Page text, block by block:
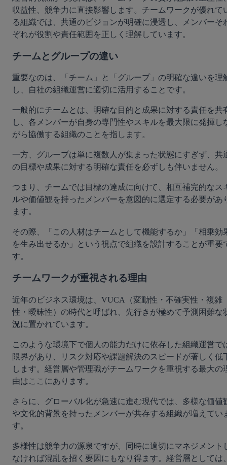
収益性、競争力に直接影響します。チームワークが優れて
る組織では、共通のビジョンが明確に浸透し、メンバーそ
ぞれが役割や責任範囲を正しく理解しています。
チームとグループの違い
重要なのは、「チーム」と「グループ」の明確な違いを理
し、自社の組織運営に適切に活用することです。
一般的にチームとは、明確な目的と成果に対する責任を共
し、各メンバーが自身の専門性やスキルを最大限に発揮し
がら協働する組織のことを指します。
一方、グループは単に複数人が集まった状態にすぎず、共
の目標や成果に対する明確な責任を必ずしも伴いません。
つまり、チームでは目標の達成に向けて、相互補完的なス
ルや価値観を持ったメンバーを意図的に選定する必要があ
ます。
その際、「この人材はチームとして機能するか」「相乗効
を生み出せるか」という視点で組織を設計することが重要
す。
チームワークが重視される理由
近年のビジネス環境は、VUCA（変動性・不確実性・複雑
性・曖昧性）の時代と呼ばれ、先行きが極めて予測困難な
況に置かれています。
このような環境下で個人の能力だけに依存した組織運営で
限界があり、リスク対応や課題解決のスピードが著しく低
します。経営層や管理職がチームワークを重視する最大の
由はここにあります。
さらに、グローバル化が急速に進む現代では、多様な価値
や文化的背景を持ったメンバーが共存する組織が増えてい
す。
多様性は競争力の源泉ですが、同時に適切にマネジメント
なければ混乱を招く要因にもなり得ます。経営層としては